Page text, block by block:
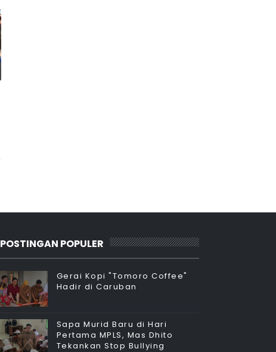
POSTINGAN POPULER
Gerai Kopi "Tomoro Coffee"
Hadir di Caruban
Sapa Murid Baru di Hari
Pertama MPLS, Mas Dhito
Tekankan Stop Bullying